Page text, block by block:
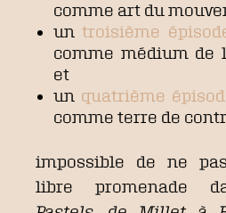
comme art du
un troisième
comme médium de
et
un quatrième
comme terre de
impossible de ne
libre promenade